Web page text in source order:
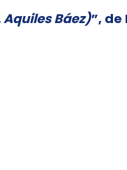
Báez)”, de